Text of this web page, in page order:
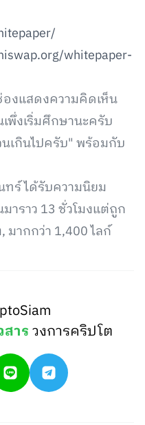
whitepaper-
องแสดงความคิดเห็น
พึ่งเริ่มศึกษานะครับ
เกินไปครับ" พร้อมกับ
ร์ ได้รับความนิยม
าราว 13 ชั่วโมงแต่ถูก
มากกว่า 1,400 ไลก์
ารวงการคริปโต